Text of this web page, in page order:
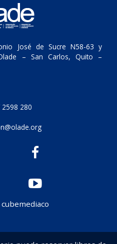
José de Sucre N58-63 y
– San Carlos, Quito –
280